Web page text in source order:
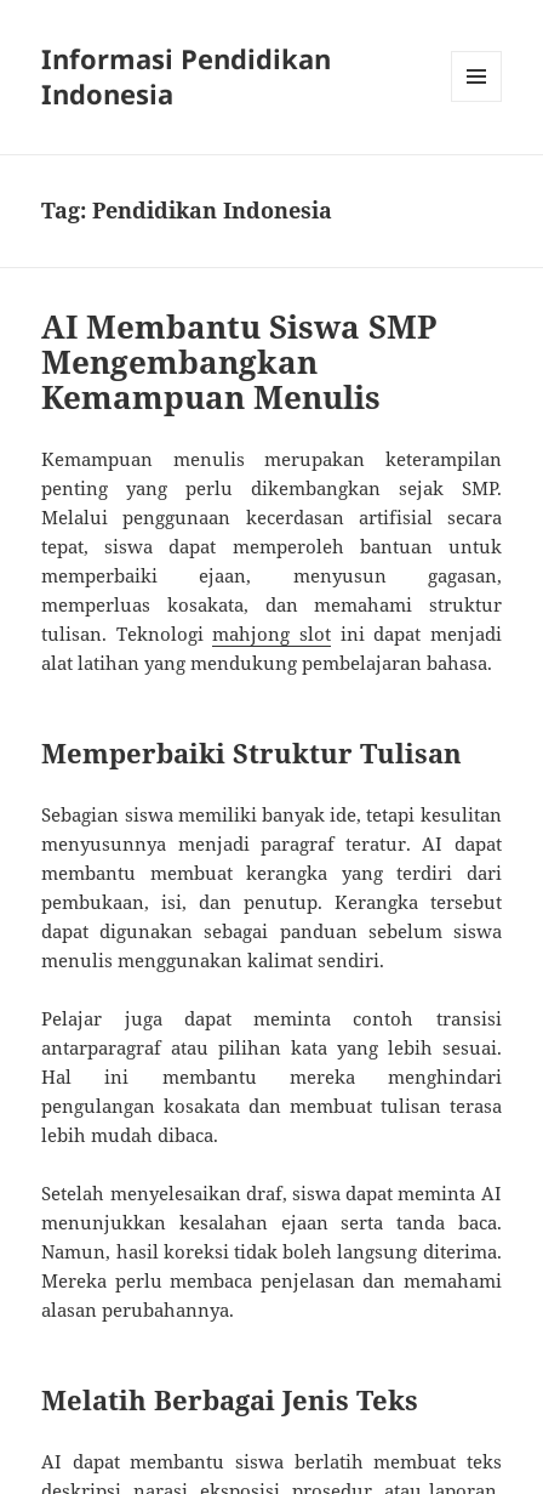
Informasi Pendidikan
Indonesia
Tag:Pendidikan Indonesia
AI Membantu Siswa SMP
Mengembangkan
Kemampuan Menulis
Kemampuan menulis merupakan keterampilan
penting yang perlu dikembangkan sejak SMP.
Melalui penggunaan kecerdasan artifisial secara
tepat, siswa dapat memperoleh bantuan untuk
memperbaiki ejaan, menyusun gagasan,
memperluas kosakata, dan memahami struktur
tulisan. Teknologimahjong slot ini dapat menjadi
alat latihan yang mendukung pembelajaran bahasa.
Memperbaiki Struktur Tulisan
Sebagian siswa memiliki banyak ide, tetapi kesulitan
menyusunnya menjadi paragraf teratur. AI dapat
membantu membuat kerangka yang terdiri dari
pembukaan, isi, dan penutup. Kerangka tersebut
dapat digunakan sebagai panduan sebelum siswa
menulis menggunakan kalimat sendiri.
Pelajar juga dapat meminta contoh transisi
antarparagraf atau pilihan kata yang lebih sesuai.
Hal ini membantu mereka menghindari
pengulangan kosakata dan membuat tulisan terasa
lebih mudah dibaca.
Setelah menyelesaikan draf, siswa dapat meminta AI
menunjukkan kesalahan ejaan serta tanda baca.
Namun, hasil koreksi tidak boleh langsung diterima.
Mereka perlu membaca penjelasan dan memahami
alasan perubahannya.
Melatih Berbagai Jenis Teks
AI dapat membantu siswa berlatih membuat teks